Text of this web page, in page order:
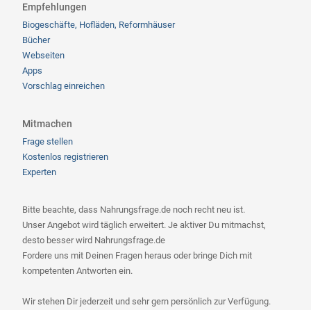
Empfehlungen
Biogeschäfte, Hofläden, Reformhäuser
Bücher
Webseiten
Apps
Vorschlag einreichen
Mitmachen
Frage stellen
Kostenlos registrieren
Experten
Bitte beachte, dass Nahrungsfrage.de noch recht neu ist.
Unser Angebot wird täglich erweitert. Je aktiver Du mitmachst,
desto besser wird Nahrungsfrage.de
Fordere uns mit Deinen Fragen heraus oder bringe Dich mit
kompetenten Antworten ein.
Wir stehen Dir jederzeit und sehr gern persönlich zur Verfügung.